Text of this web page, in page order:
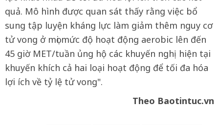
quả. Mô hình được quan sát thấy rằng việc bổ
sung tập luyện kháng lực làm giảm thêm nguy cơ
tử vong ở mọi mức độ hoạt động aerobic lên đến
45 giờ MET/tuần ủng hộ các khuyến nghị hiện tại
khuyến khích cả hai loại hoạt động để tối đa hóa
lợi ích về tỷ lệ tử vong".
Theo Baotintuc.vn